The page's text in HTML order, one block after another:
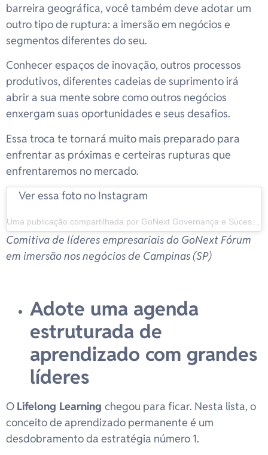
barreira geográfica, você também deve adotar um
outro tipo de ruptura: a imersão em negócios e
segmentos diferentes do seu.
Conhecer espaços de inovação, outros processos
produtivos, diferentes cadeias de suprimento irá
abrir a sua mente sobre como outros negócios
enxergam suas oportunidades e seus desafios.
Essa troca te tornará muito mais preparado para
enfrentar as próximas e certeiras rupturas que
enfrentaremos no mercado.
Ver essa foto no Instagram
Uma publicação compartilhada por GoNext Governança e Sucessão (@oficialgonext)
Comitiva de líderes empresariais do GoNext Fórum
em imersão nos negócios de Campinas (SP)
Adote uma agenda
estruturada de
aprendizado com grandes
líderes
O Lifelong Learning chegou para ficar. Nesta lista, o
conceito de aprendizado permanente é um
desdobramento da estratégia número 1.